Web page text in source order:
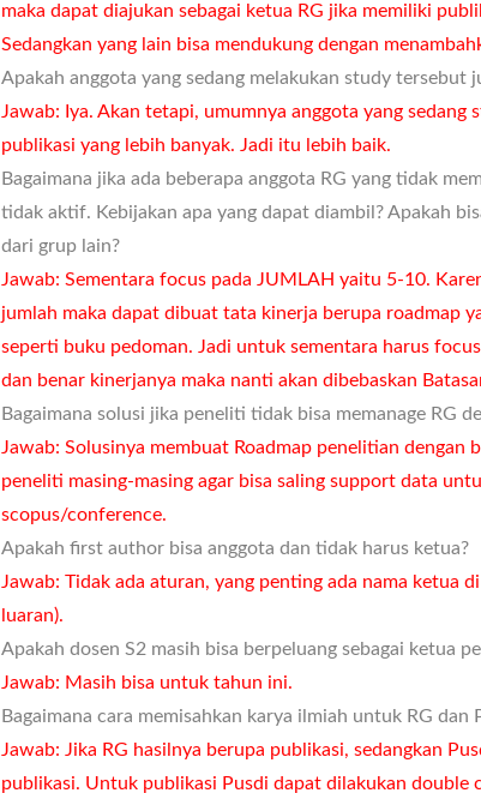
maka dapat diajukan sebagai ketua RG jika memiliki
Sedangkan yang lain bisa mendukung dengan
Apakah anggota yang sedang melakukan study tersebut
Jawab: Iya. Akan tetapi, umumnya anggota yang sedang
publikasi yang lebih banyak. Jadi itu lebih baik.
Bagaimana jika ada beberapa anggota RG yang tidak
tidak aktif. Kebijakan apa yang dapat diambil? Apakah
dari grup lain?
Jawab: Sementara focus pada JUMLAH yaitu 5-10.
jumlah maka dapat dibuat tata kinerja berupa roadmap
seperti buku pedoman. Jadi untuk sementara harus
dan benar kinerjanya maka nanti akan dibebaskan
Bagaimana solusi jika peneliti tidak bisa memanage RG
Jawab: Solusinya membuat Roadmap penelitian dengan
peneliti masing-masing agar bisa saling support data
scopus/conference.
Apakah first author bisa anggota dan tidak harus ketua?
Jawab: Tidak ada aturan, yang penting ada nama ketua
luaran).
Apakah dosen S2 masih bisa berpeluang sebagai ketua
Jawab: Masih bisa untuk tahun ini.
Bagaimana cara memisahkan karya ilmiah untuk RG dan
Jawab: Jika RG hasilnya berupa publikasi, sedangkan
publikasi. Untuk publikasi Pusdi dapat dilakukan double